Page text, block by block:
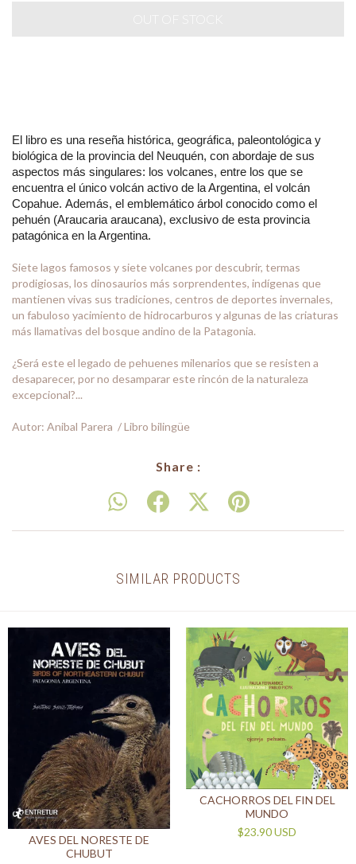
El libro es una reseña histórica, geográfica, paleontológica y
biológica de la provincia del Neuquén, con abordaje de sus
aspectos más singulares: los volcanes, entre los que se
encuentra el único volcán activo de la Argentina, el volcán
Copahue. Además, el emblemático árbol conocido como el
pehuén (Araucaria araucana), exclusivo de esta provincia
patagónica en la Argentina.
Siete lagos famosos y siete volcanes por descubrir, termas
prodigiosas, los dinosaurios más sorprendentes, indígenas que
mantienen vivas sus tradiciones, centros de deportes invernales,
un fabuloso yacimiento de hidrocarburos y algunas de las criaturas
más llamativas del bosque andino de la Patagonia.
¿Será este el legado de pehuenes milenarios que se resisten a
desaparecer, por no desamparar este rincón de la naturaleza
excepcional?...
Autor: Anibal Parera / Libro bilingüe
Share :
SIMILAR PRODUCTS
AVES DEL NORESTE DE
CHUBUT
CACHORROS DEL FIN DEL
MUNDO
$23.90 USD